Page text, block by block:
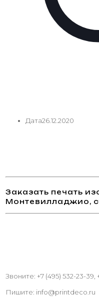
Дата26.12.2020
Заказать печать
Монтевилладжио,
Звоните: +7 (495) 532-23-39,
Пишите: info@printdeco.ru